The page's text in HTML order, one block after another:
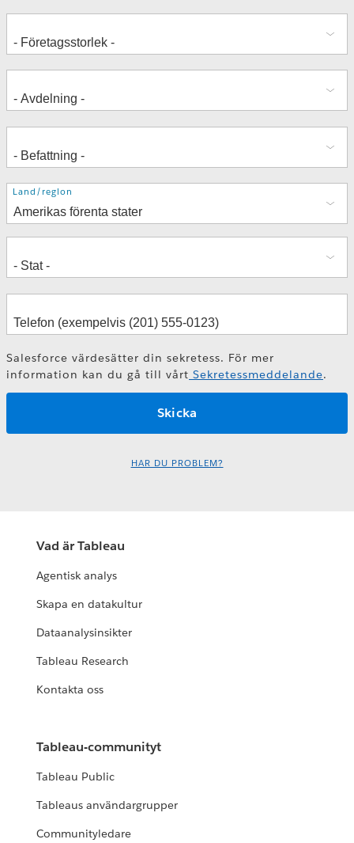
Adress
Land/region
Salesforce värdesätter din sekretess. För mer
information kan du gå till vårt Sekretessmeddelande.
HAR DU PROBLEM?
Vad är Tableau
Agentisk analys
Skapa en datakultur
Dataanalysinsikter
Tableau Research
Kontakta oss
Tableau-communityt
Tableau Public
Tableaus användargrupper
Communityledare